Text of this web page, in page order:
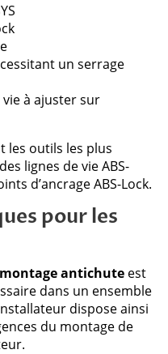
un serrage
vie à ajuster sur
les outils les plus
lignes de vie ABS-
d’ancrage ABS-Lock.
pour les
antichute est
dans un ensemble
dispose ainsi
du montage de